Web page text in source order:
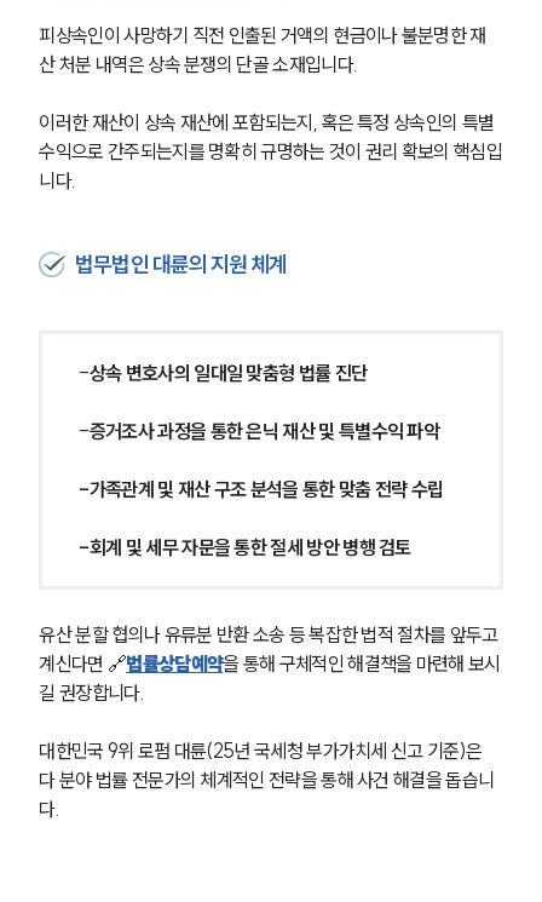
소식/자료
언론보도
공지사항
법률 블로그
법률서식
대륜법률상담예약
피상속인이 사망하기 직전 인출된 거액의 현금이나 불분명한 재
산 처분 내역은 상속 분쟁의 단골 소재입니다.
이러한 재산이 상속 재산에 포함되는지, 혹은 특정 상속인의 특별
수익으로 간주되는지를 명확히 규명하는 것이 권리 확보의 핵심입
니다.
법무법인 대륜의 지원 체계
-상속 변호사의 일대일 맞춤형 법률 진단
-증거조사 과정을 통한 은닉 재산 및 특별수익 파악
-가족관계 및 재산 구조 분석을 통한 맞춤 전략 수립
-회계 및 세무 자문을 통한 절세 방안 병행 검토
유산 분할 협의나 유류분 반환 소송 등 복잡한 법적 절차를 앞두고
계신다면 🔗법률상담예약을 통해 구체적인 해결책을 마련해 보시
길 권장합니다.
대한민국 9위 로펌 대륜(25년 국세청 부가가치세 신고 기준)은
다 분야 법률 전문가의 체계적인 전략을 통해 사건 해결을 돕습니
다.